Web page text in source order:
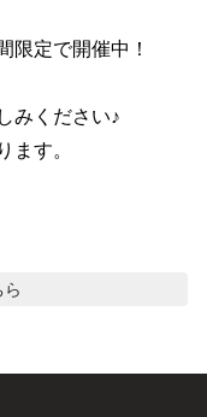
限定で開催中！
みください♪
す。